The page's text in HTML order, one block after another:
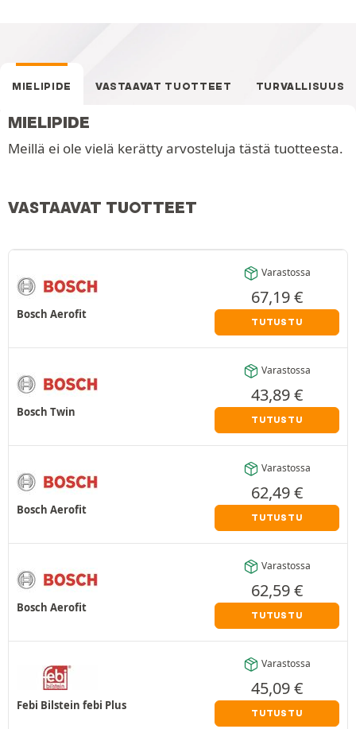
MIELIPIDE VASTAAVAT TUOTTEET TURVALLISUUS
MIELIPIDE
Meillä ei ole vielä kerätty arvosteluja tästä tuotteesta.
VASTAAVAT TUOTTEET
Bosch Aerofit
Varastossa
67,19€
TUTUSTU
Bosch Twin
Varastossa
43,89€
TUTUSTU
Bosch Aerofit
Varastossa
62,49€
TUTUSTU
Bosch Aerofit
Varastossa
62,59€
TUTUSTU
Febi Bilstein febi Plus
Varastossa
45,09€
TUTUSTU